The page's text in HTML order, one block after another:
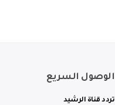
الوصول السريع
تردد قناة الرشيد